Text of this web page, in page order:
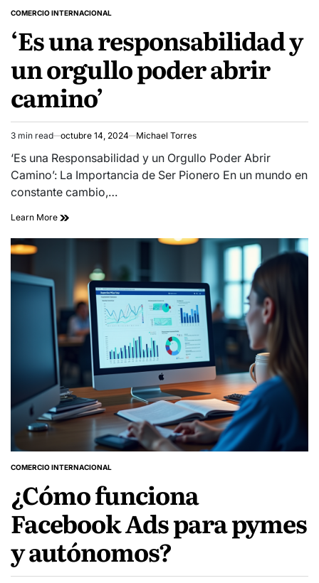
POSTED
COMERCIO INTERNACIONAL
‘Es una responsabilidad y
un orgullo poder abrir
camino’
Estimated
read
time
3 min read octubre 14, 2024 Michael Torres
‘Es una Responsabilidad y un Orgullo Poder Abrir
Camino’: La Importancia de Ser Pionero En un mundo en
constante cambio,…
Learn More
POSTED
COMERCIO INTERNACIONAL
¿Cómo funciona
Facebook Ads para pymes
y autónomos?